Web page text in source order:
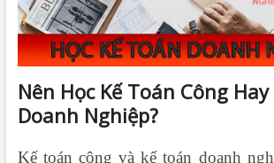
Nên Học Kế Toán Công
Doanh Nghiệp?
Kế toán công và kế toán doanh